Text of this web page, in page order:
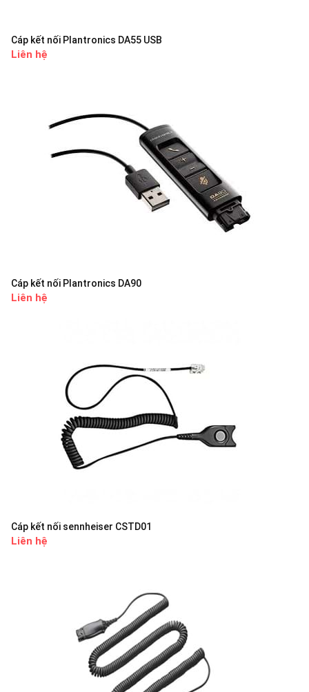
Cáp kết nối Plantronics DA55 USB
Liên hệ
Cáp kết nối Plantronics DA90
Liên hệ
Cáp kết nối sennheiser CSTD01
Liên hệ